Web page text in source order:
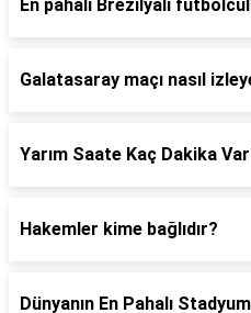
En pahalı Brezilyalı
Galatasaray maçı nasıl
Yarım Saate Kaç Dakika
Hakemler kime bağlıdır?
Dünyanın En Pahalı